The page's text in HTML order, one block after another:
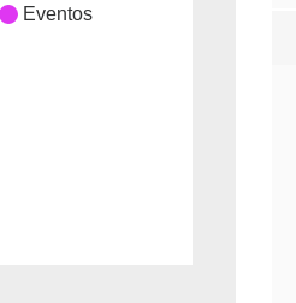
Eventos